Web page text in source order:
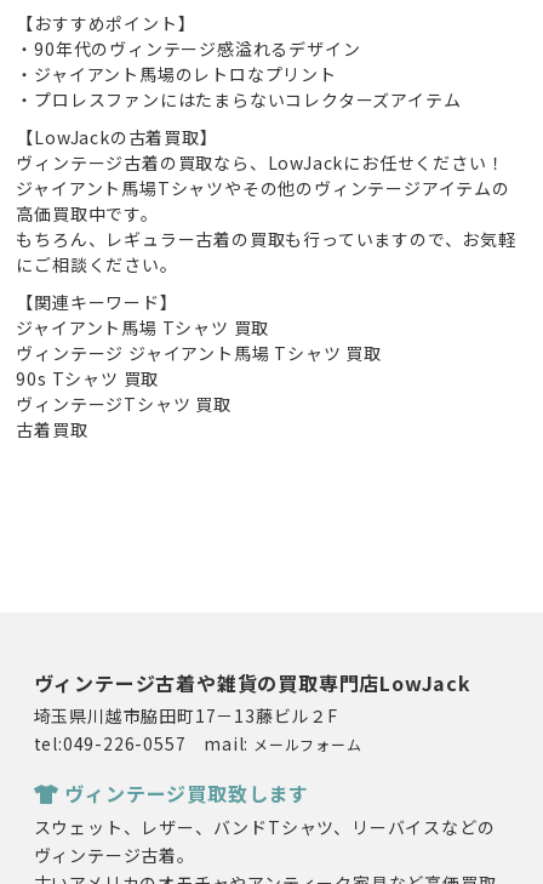
【おすすめポイント】
・90年代のヴィンテージ感溢れるデザイン
・ジャイアント馬場のレトロなプリント
・プロレスファンにはたまらないコレクターズアイテム
【LowJackの古着買取】
ヴィンテージ古着の買取なら、LowJackにお任せください！
ジャイアント馬場Tシャツやその他のヴィンテージアイテムの
高価買取中です。
もちろん、レギュラー古着の買取も行っていますので、お気軽
にご相談ください。
【関連キーワード】
ジャイアント馬場 Tシャツ 買取
ヴィンテージ ジャイアント馬場 Tシャツ 買取
90s Tシャツ 買取
ヴィンテージTシャツ 買取
古着買取
ヴィンテージ古着や雑貨の買取専門店LowJack
埼玉県川越市脇田町17－13藤ビル２F
tel:049-226-0557 mail: メールフォーム
ヴィンテージ買取致します
スウェット、レザー、バンドTシャツ、リーバイスなどの
ヴィンテージ古着。